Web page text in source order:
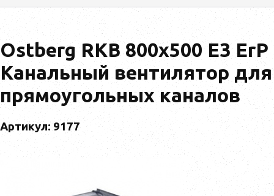
Ostberg RKB 800x500 E3 ErP
Канальный вентилятор для
прямоугольных каналов
Артикул: 9177